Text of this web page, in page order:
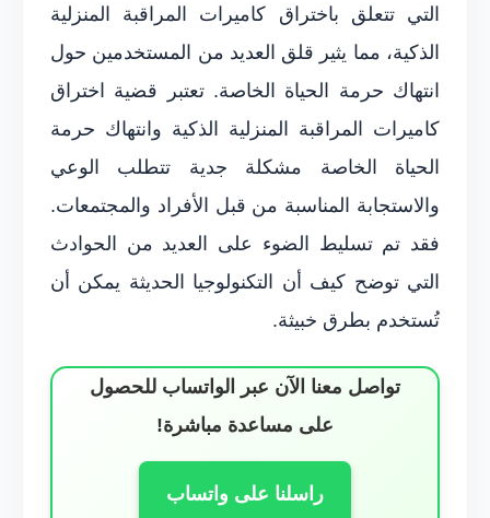
التي تتعلق باختراق كاميرات المراقبة المنزلية
الذكية، مما يثير قلق العديد من المستخدمين حول
انتهاك حرمة الحياة الخاصة. تعتبر قضية اختراق
كاميرات المراقبة المنزلية الذكية وانتهاك حرمة
الحياة الخاصة مشكلة جدية تتطلب الوعي
والاستجابة المناسبة من قبل الأفراد والمجتمعات.
فقد تم تسليط الضوء على العديد من الحوادث
التي توضح كيف أن التكنولوجيا الحديثة يمكن أن
تُستخدم بطرق خبيثة.
تواصل معنا الآن عبر الواتساب للحصول
على مساعدة مباشرة!
راسلنا على واتساب